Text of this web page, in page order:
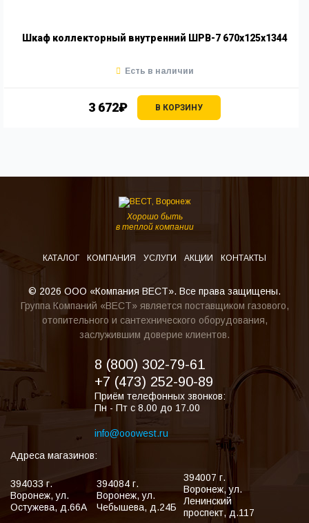
Шкаф коллекторный внутренний ШРВ-7 670х125х1344
3 672₽ В КОРЗИНУ
Есть в наличии
Хорошо быть
в теплой компании
КАТАЛОГ КОМПАНИЯ УСЛУГИ АКЦИИ КОНТАКТЫ
© 2026 ООО «Компания ВЕСТ». Все права защищены.
Группа Компаний «ВЕСТ» является поставщиком газового,
отопительного и сантехнического оборудования,
заслужившим доверие клиентов.
8 (800) 302-79-61
+7 (473) 252-90-89
Приём телефонных звонков:
Пн - Пт с 8.00 до 17.00
info@ooowest.ru
Адреса магазинов:
394033 г.
Воронеж,ул.
Остужева, д.66А
394084 г.
Воронеж,ул.
Чебышева, д.24Б
394007 г.
Воронеж,ул.
Ленинский
проспект, д.117